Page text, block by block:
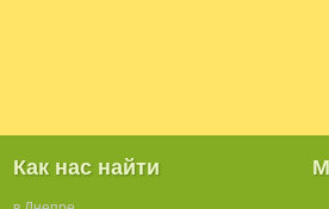
Как нас найти